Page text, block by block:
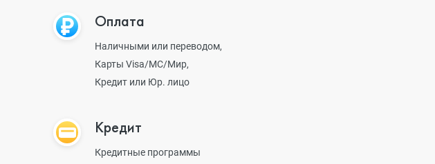
Оплата
Наличными или переводом,
Карты Visa/MC/Мир,
Кредит или Юр. лицо
Кредит
Кредитные программы